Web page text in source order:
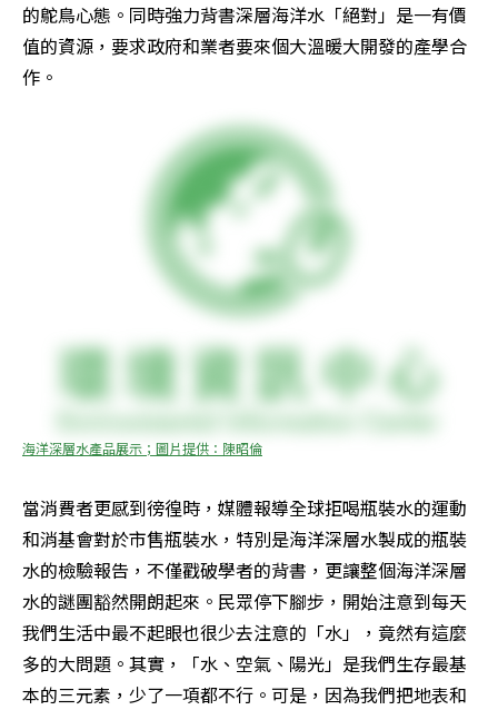
的鴕鳥心態。同時強力背書深層海洋水「絕對」是一有價
值的資源，要求政府和業者要來個大溫暖大開發的產學合
作。
海洋深層水產品展示；圖片提供：陳昭倫
當消費者更感到徬徨時，媒體報導全球拒喝瓶裝水的運動
和消基會對於市售瓶裝水，特別是海洋深層水製成的瓶裝
水的檢驗報告，不僅戳破學者的背書，更讓整個海洋深層
水的謎團豁然開朗起來。民眾停下腳步，開始注意到每天
我們生活中最不起眼也很少去注意的「水」，竟然有這麼
多的大問題。其實，「水、空氣、陽光」是我們生存最基
本的三元素，少了一項都不行。可是，因為我們把地表和